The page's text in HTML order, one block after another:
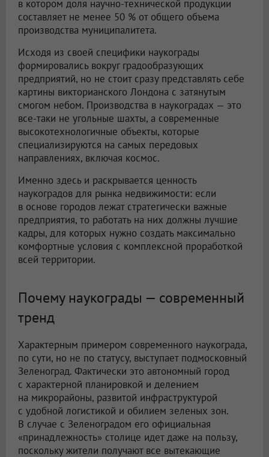
в котором доля научно-технической продукции
составляет не менее 50 % от общего объема
производства муниципалитета.
Исходя из своей специфики наукограды
формировались вокруг градообразующих
предприятий, но не стоит сразу представлять себе
картины викторианского Лондона с затянутым
смогом небом. Производства в наукоградах — это
все-таки не угольные шахты, а современные
высокотехнологичные объекты, которые
специализируются на самых передовых
направлениях, включая космос.
Именно здесь и раскрывается ценность
наукоградов для рынка недвижимости: если
в основе городов лежат стратегически важные
предприятия, то работать на них должны лучшие
кадры, для которых нужно создать максимально
комфортные условия с комплексной проработкой
всей территории.
Почему наукограды — современный
тренд
Характерным примером современного наукограда,
по сути, но не по статусу, выступает подмосковный
Зеленоград. Фактически это автономный город
с характерной планировкой и делением
на микрорайоны, развитой инфраструктурой
с удобной логистикой и обилием зеленых зон.
В случае с Зеленоградом его официальная
«принадлежность» столице идет даже на пользу,
поскольку жители получают все вытекающие